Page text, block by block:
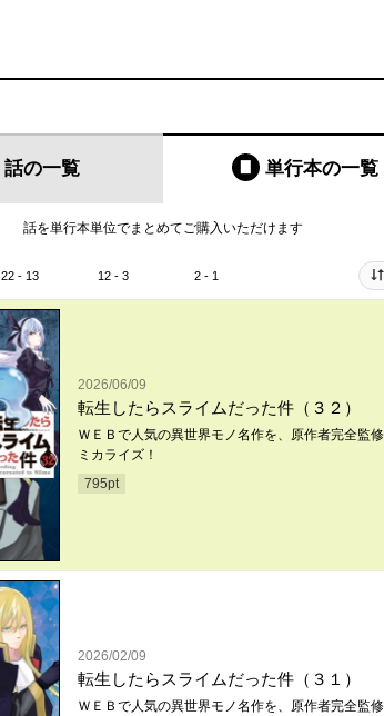
話の一覧 単行本の一覧
話を単行本単位でまとめてご購入いただけます
22 - 13 12 - 3 2 - 1
2026/06/09
転生したらスライムだった件（３２）
ＷＥＢで人気の異世界モノ名作を、原作者完全監
ミカライズ！
795pt
2026/02/09
転生したらスライムだった件（３１）
ＷＥＢで人気の異世界モノ名作を、原作者完全監